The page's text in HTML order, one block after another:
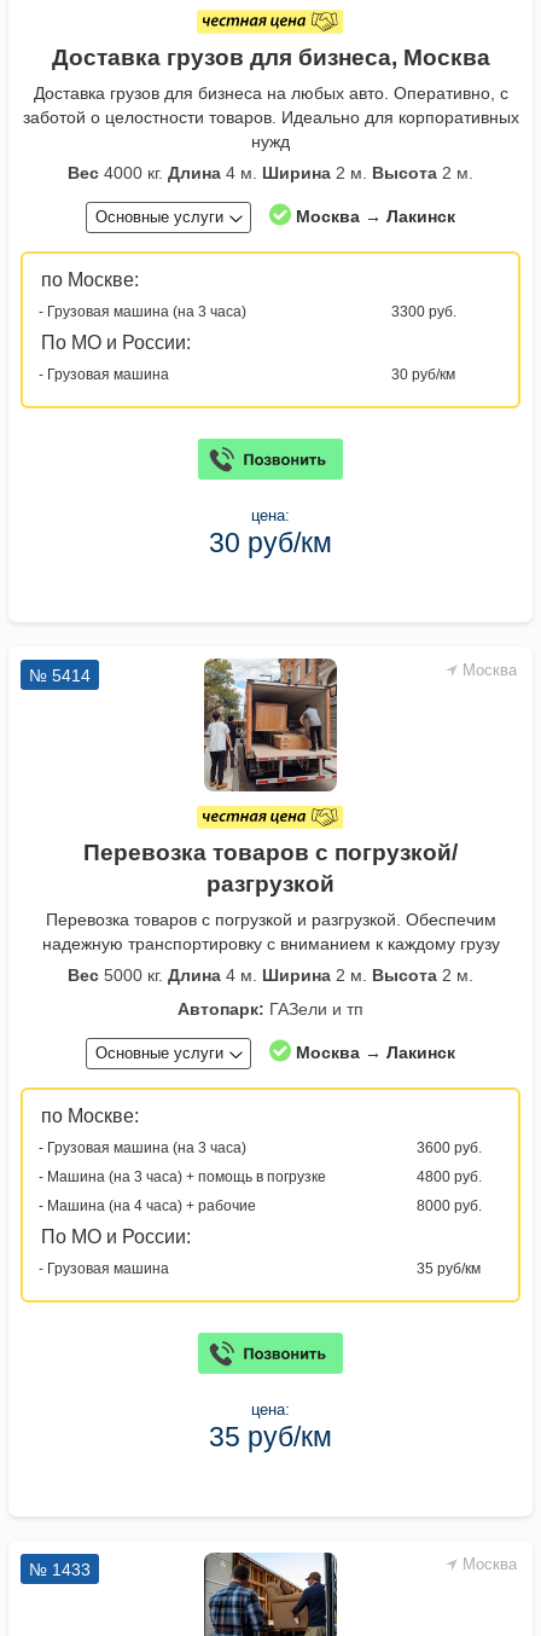
Доставка грузов для бизнеса, Москва
Доставка грузов для бизнеса на любых авто. Оперативно, с
заботой о целостности товаров. Идеально для корпоративных
нужд
Вес 4000 кг. Длина 4 м. Ширина 2 м. Высота 2 м.
Основные услуги Москва → Лакинск
по Москве:
- Грузовая машина (на 3 часа) 3300 руб.
По МО и России:
- Грузовая машина 30 руб/км
цена:
30 руб/км
Москва
№ 5414
Перевозка товаров с погрузкой/
разгрузкой
Перевозка товаров с погрузкой и разгрузкой. Обеспечим
надежную транспортировку с вниманием к каждому грузу
Вес 5000 кг. Длина 4 м. Ширина 2 м. Высота 2 м.
Автопарк: ГАЗели и тп
Основные услуги Москва → Лакинск
по Москве:
- Грузовая машина (на 3 часа)
3600 руб.
- Машина (на 3 часа) + помощь в погрузке
4800 руб.
- Машина (на 4 часа) + рабочие
8000 руб.
По МО и России:
- Грузовая машина 35 руб/км
цена:
35 руб/км
Москва
№ 1433